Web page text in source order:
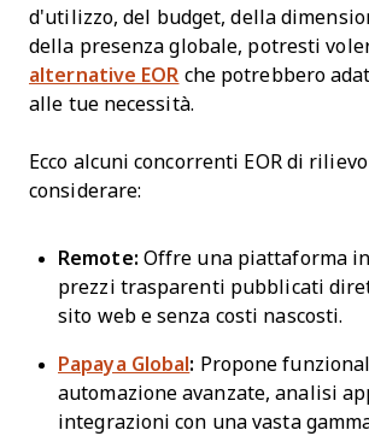
d'utilizzo, del budget, della
della presenza globale, potresti
alternative EOR che potrebbero
alle tue necessità.
Ecco alcuni concorrenti EOR di
considerare:
Remote: Offre una piattaforma
prezzi trasparenti pubblicati
sito web e senza costi nascosti.
Papaya Global : Propone
automazione avanzate, analisi
integrazioni con una vasta